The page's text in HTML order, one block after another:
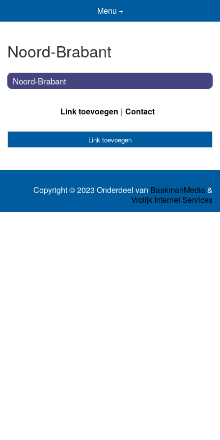
Menu +
Noord-Brabant
Noord-Brabant
Link toevoegen Contact
Link toevoegen
Copyright © 2023 Onderdeel van BaakmanMedia&
Vrolijk Internet Services